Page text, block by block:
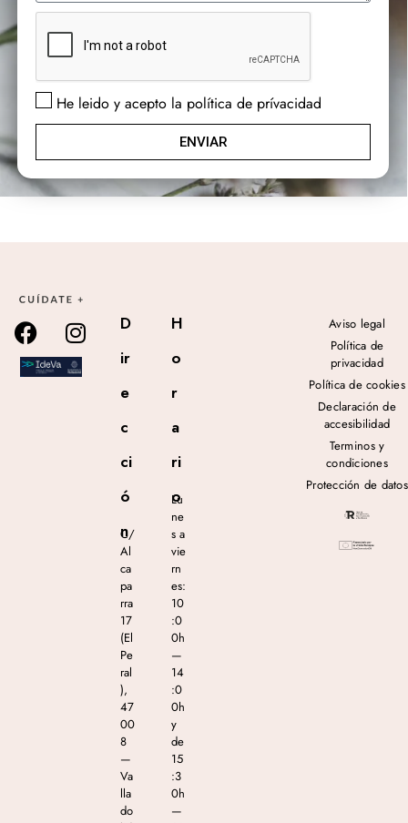
He leido y acepto la política de prívacidad
ENVIAR
D
ir
e
c
ci
ó
n
C/
Al
ca
pa
rra
17
(El
Pe
ral
),
47
00
8
—
Va
lla
do
H
o
r
a
ri
o
Lu
ne
s a
vie
rn
es:
10
:0
0h
—
14
:0
0h
y
de
15
:3
0h
—
Aviso legal
Política de
privacidad
Política de cookies
Declaración de
accesibilidad
Terminos y
condiciones
Protección de datos